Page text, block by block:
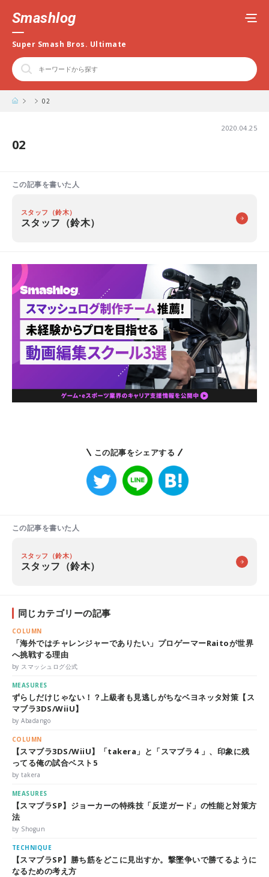
Smashlog
Super Smash Bros. Ultimate
02
2020.04.25
02
この記事を書いた人
スタッフ（鈴木）
スタッフ（鈴木）
この記事をシェアする
この記事を書いた人
スタッフ（鈴木）
スタッフ（鈴木）
同じカテゴリーの記事
COLUMN
「海外ではチャレンジャーでありたい」プロゲーマーRaitoが世界
へ挑戦する理由
by スマッシュログ公式
MEASURES
ずらしだけじゃない！？上級者も見逃しがちなベヨネッタ対策【ス
マブラ3DS/WiiU】
by Abadango
COLUMN
【スマブラ3DS/WiiU】「takera」と「スマブラ４」、印象に残
ってる俺の試合ベスト5
by takera
MEASURES
【スマブラSP】ジョーカーの特殊技「反逆ガード」の性能と対策方
法
by Shogun
TECHNIQUE
【スマブラSP】勝ち筋をどこに見出すか。撃墜争いで勝てるように
なるための考え方